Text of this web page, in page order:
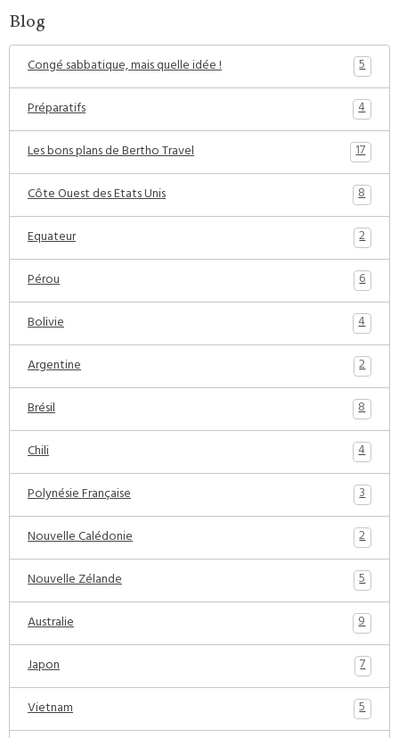
Blog
Congé sabbatique, mais quelle idée !
5
Préparatifs
4
Les bons plans de Bertho Travel
17
Côte Ouest des Etats Unis
8
Equateur
2
Pérou
6
Bolivie
4
Argentine
2
Brésil
8
Chili
4
Polynésie Française
3
Nouvelle Calédonie
2
Nouvelle Zélande
5
Australie
9
Japon
7
Vietnam
5